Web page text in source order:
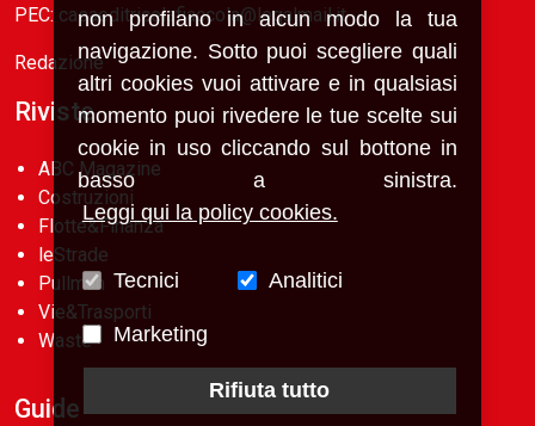
PEC: casaeditricelafiaccola@legalmail.it
Redazione
Riviste
ABC Magazine
Costruzioni
Flotte&Finanza
leStrade
Pullman
Vie&Trasporti
Waste
Guide
non profilano in alcun modo la tua
navigazione. Sotto puoi scegliere quali
altri cookies vuoi attivare e in qualsiasi
momento puoi rivedere le tue scelte sui
cookie in uso cliccando sul bottone in
basso a sinistra.
Leggi qui la policy cookies.
Tecnici Analitici
Marketing
Rifiuta tutto